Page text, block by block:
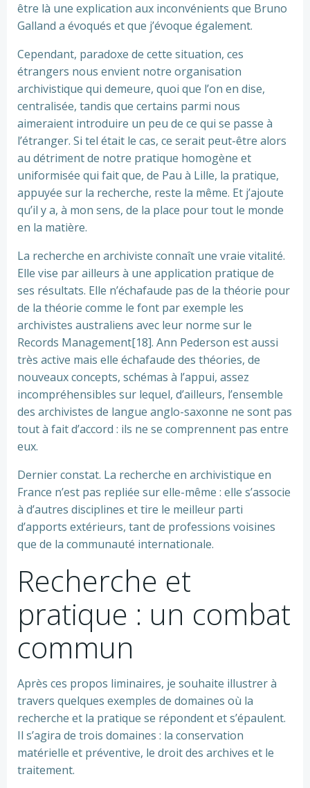
être là une explication aux inconvénients que Bruno
Galland a évoqués et que j’évoque également.
Cependant, paradoxe de cette situation, ces
étrangers nous envient notre organisation
archivistique qui demeure, quoi que l’on en dise,
centralisée, tandis que certains parmi nous
aimeraient introduire un peu de ce qui se passe à
l’étranger. Si tel était le cas, ce serait peut-être alors
au détriment de notre pratique homogène et
uniformisée qui fait que, de Pau à Lille, la pratique,
appuyée sur la recherche, reste la même. Et j’ajoute
qu’il y a, à mon sens, de la place pour tout le monde
en la matière.
La recherche en archiviste connaît une vraie vitalité.
Elle vise par ailleurs à une application pratique de
ses résultats. Elle n’échafaude pas de la théorie pour
de la théorie comme le font par exemple les
archivistes australiens avec leur norme sur le
Records Management[18]. Ann Pederson est aussi
très active mais elle échafaude des théories, de
nouveaux concepts, schémas à l’appui, assez
incompréhensibles sur lequel, d’ailleurs, l’ensemble
des archivistes de langue anglo-saxonne ne sont pas
tout à fait d’accord : ils ne se comprennent pas entre
eux.
Dernier constat. La recherche en archivistique en
France n’est pas repliée sur elle-même : elle s’associe
à d’autres disciplines et tire le meilleur parti
d’apports extérieurs, tant de professions voisines
que de la communauté internationale.
Recherche et
pratique : un combat
commun
Après ces propos liminaires, je souhaite illustrer à
travers quelques exemples de domaines où la
recherche et la pratique se répondent et s’épaulent.
Il s’agira de trois domaines : la conservation
matérielle et préventive, le droit des archives et le
traitement.